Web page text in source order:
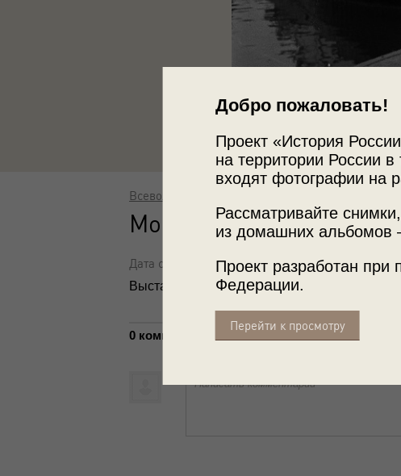
Добро пожаловать!
Проект «История
на территории России
входят фотографии на
Рассматривайте
из домашних альбомов
Проект разработан при
Федерации.
Перейти к просмотру
Всеволод Тарасевич
Моряки
Дата съемки: 1979 год
Выставка «"Там, где всегда полночь".
0 комментариев
Написать комментарий